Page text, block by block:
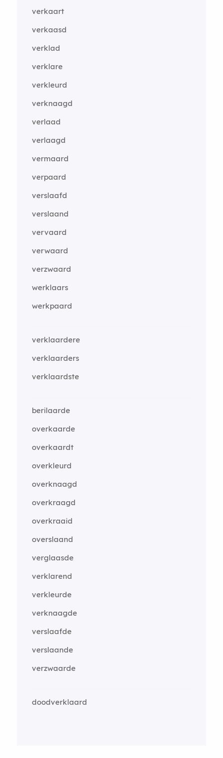
verkaart
verkaasd
verklad
verklare
verkleurd
verknaagd
verlaad
verlaagd
vermaard
verpaard
verslaafd
verslaand
vervaard
verwaard
verzwaard
werklaars
werkpaard
verklaardere
verklaarders
verklaardste
berilaarde
overkaarde
overkaardt
overkleurd
overknaagd
overkraagd
overkraaid
overslaand
verglaasde
verklarend
verkleurde
verknaagde
verslaafde
verslaande
verzwaarde
doodverklaard